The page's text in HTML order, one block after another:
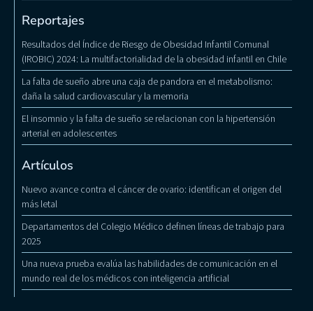
Reportajes
Resultados del Índice de Riesgo de Obesidad Infantil Comunal
(IROBIC) 2024: La multifactorialidad de la obesidad infantil en Chile
La falta de sueño abre una caja de pandora en el metabolismo:
daña la salud cardiovascular y la memoria
El insomnio y la falta de sueño se relacionan con la hipertensión
arterial en adolescentes
Artículos
Nuevo avance contra el cáncer de ovario: identifican el origen del
más letal
Departamentos del Colegio Médico definen líneas de trabajo para
2025
Una nueva prueba evalúa las habilidades de comunicación en el
mundo real de los médicos con inteligencia artificial